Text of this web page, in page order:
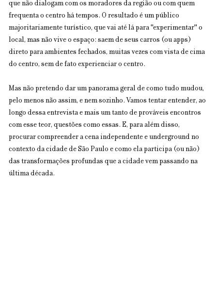
que não dialogam com os moradores da região ou com quem
frequenta o centro há tempos. O resultado é um público
majoritariamente turístico, que vai até lá para "experimentar" o
local, mas não vive o espaço: saem de seus carros (ou apps)
direto para ambientes fechados, muitas vezes com vista de cima
do centro, sem de fato experienciar o centro.
Mas não pretendo dar um panorama geral de como tudo mudou,
pelo menos não assim, e nem sozinho. Vamos tentar entender, ao
longo dessa entrevista e mais um tanto de prováveis encontros
com esse teor, questões como essas. E, para além disso,
procurar compreender a cena independente e underground no
contexto da cidade de São Paulo e como ela participa (ou não)
das transformações profundas que a cidade vem passando na
última década.